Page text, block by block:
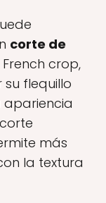
corte de
French crop,
flequillo
más
la textura